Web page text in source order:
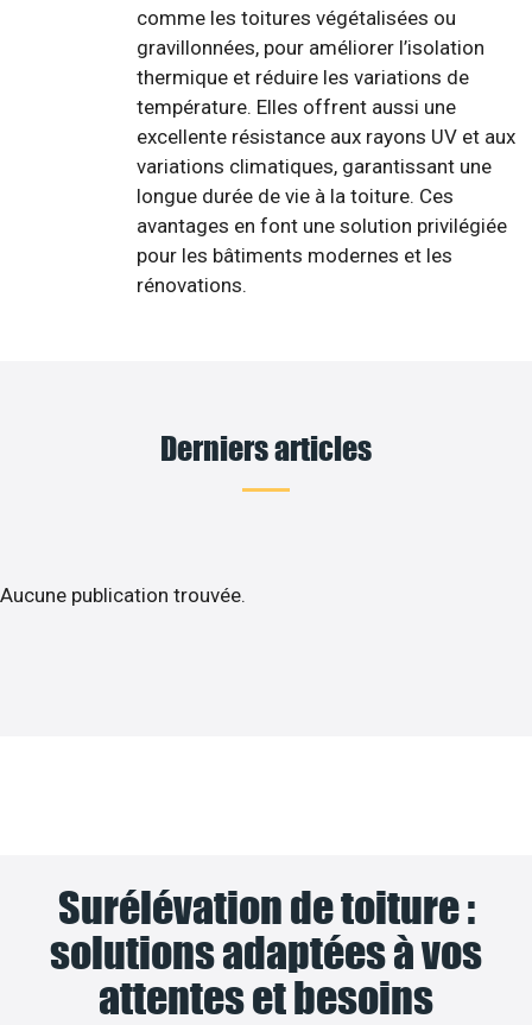
comme les toitures végétalisées ou
gravillonnées, pour améliorer l’isolation
thermique et réduire les variations de
température. Elles offrent aussi une
excellente résistance aux rayons UV et aux
variations climatiques, garantissant une
longue durée de vie à la toiture. Ces
avantages en font une solution privilégiée
pour les bâtiments modernes et les
rénovations.
Derniers articles
Aucune publication trouvée.
Surélévation de toiture :
solutions adaptées à vos
attentes et besoins